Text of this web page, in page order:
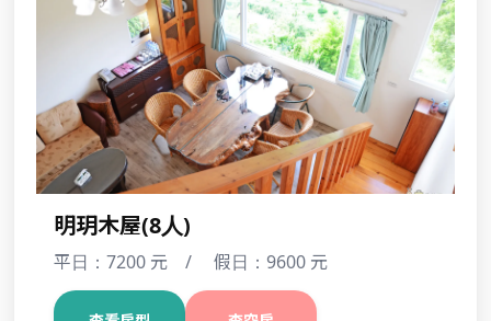
星空木屋(6人)
平日：5300 元 / 假日：7000 元
查看房型 查空房